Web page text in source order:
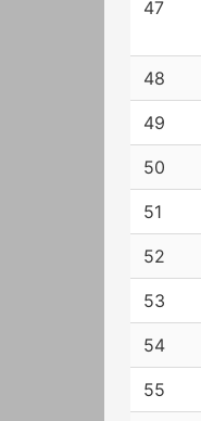
47
48
49
50
51
52
53
54
55